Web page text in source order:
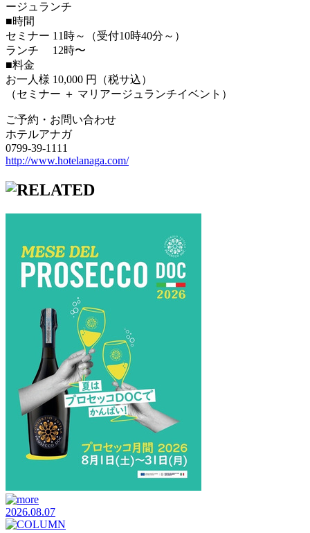
ージュランチ
■時間
セミナー 11時～（受付10時40分～）
ランチ 12時〜
■料金
お一人様 10,000 円（税サ込）
（セミナー ＋ マリアージュランチイベント）
ご予約・お問い合わせ
ホテルアナガ
0799-39-1111
http://www.hotelanaga.com/
2026.08.07